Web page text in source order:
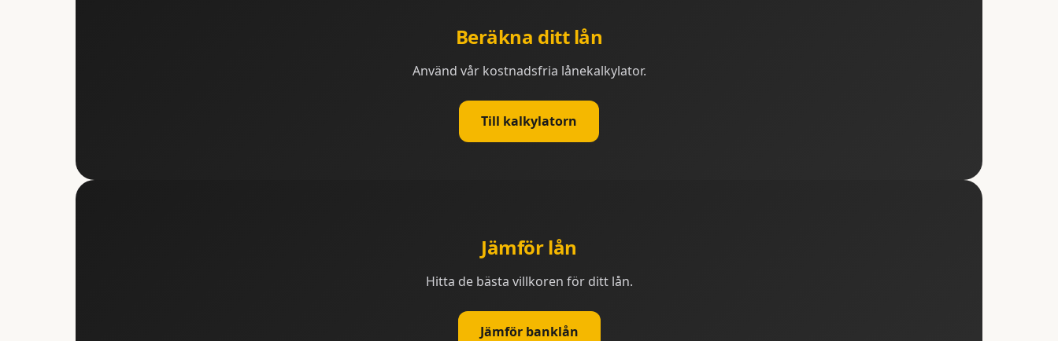
Beräkna ditt lån
Använd vår kostnadsfria lånekalkylator.
Till kalkylatorn
Jämför lån
Hitta de bästa villkoren för ditt lån.
Jämför banklån